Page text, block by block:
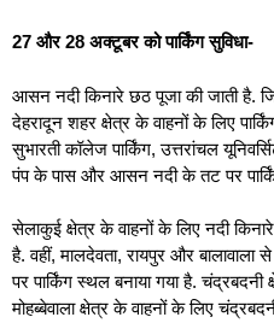
27 और 28 अक्टूबर को पार्किंग सुविधा-
आसन नदी किनारे छठ पूजा की जाती है.
देहरादून शहर क्षेत्र के वाहनों के लिए
सुभारती कॉलेज पार्किंग, उत्तरांचल
पंप के पास और आसन नदी के तट पर
सेलाकुई क्षेत्र के वाहनों के लिए नदी
है. वहीं, मालदेवता, रायपुर और बालावाला
पर पार्किंग स्थल बनाया गया है.
मोहब्बेवाला क्षेत्र के वाहनों के लिए